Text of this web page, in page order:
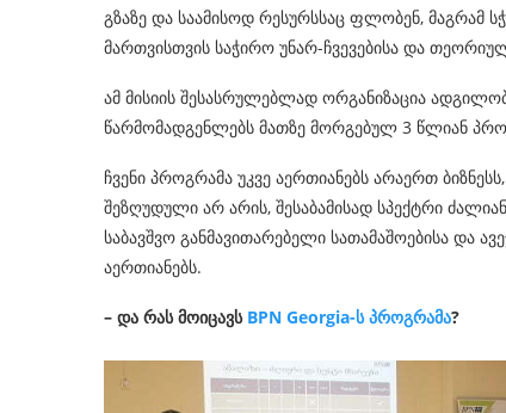
გზაზე და საამისოდ რესურსსაც ფლობენ, მაგრამ
მართვისთვის საჭირო უნარ-ჩვევებისა და
ამ მისიის შესასრულებლად ორგანიზაცია
წარმომადგენლებს მათზე მორგებულ 3 წლიან
ჩვენი პროგრამა უკვე აერთიანებს არაერთ
შეზღუდული არ არის, შესაბამისად სპექტრი
საბავშვო განმავითარებელი სათამაშოებისა და
აერთიანებს.
– და რას მოიცავს BPN Georgia-ს პროგრამა?